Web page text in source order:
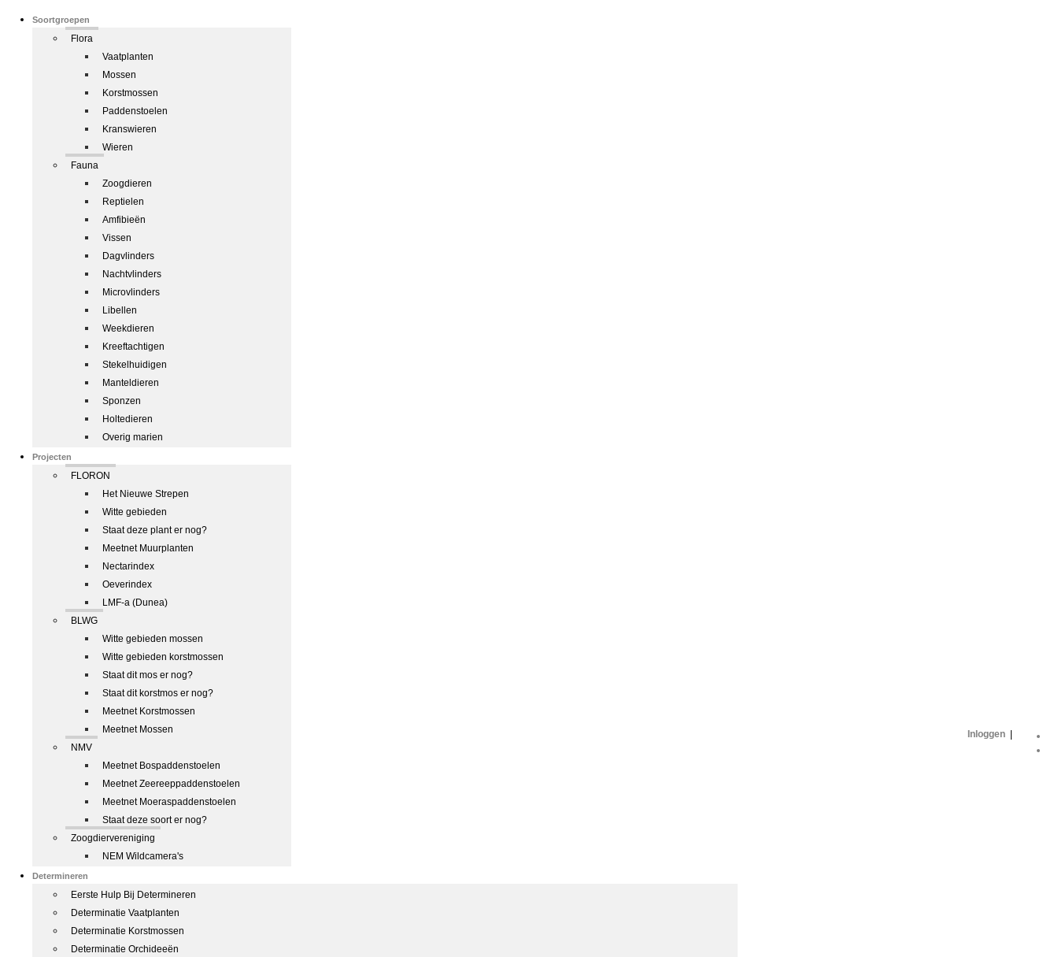
Soortgroepen
Flora
Vaatplanten
Mossen
Korstmossen
Paddenstoelen
Kranswieren
Wieren
Fauna
Zoogdieren
Reptielen
Amfibieën
Vissen
Dagvlinders
Nachtvlinders
Microvlinders
Libellen
Weekdieren
Kreeftachtigen
Stekelhuidigen
Manteldieren
Sponzen
Holtedieren
Overig marien
Projecten
FLORON
Het Nieuwe Strepen
Witte gebieden
Staat deze plant er nog?
Meetnet Muurplanten
Nectarindex
Oeverindex
LMF-a (Dunea)
BLWG
Witte gebieden mossen
Witte gebieden korstmossen
Staat dit mos er nog?
Staat dit korstmos er nog?
Meetnet Korstmossen
Meetnet Mossen
NMV
Meetnet Bospaddenstoelen
Meetnet Zeereeppaddenstoelen
Meetnet Moeraspaddenstoelen
Staat deze soort er nog?
Zoogdiervereniging
NEM Wildcamera's
Determineren
Eerste Hulp Bij Determineren
Determinatie Vaatplanten
Determinatie Korstmossen
Determinatie Orchideeën
Inloggen